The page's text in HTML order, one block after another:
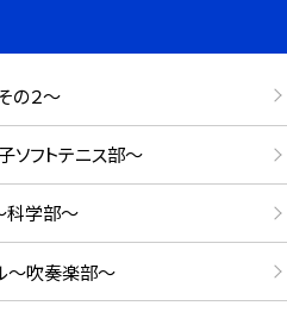
の２～
フトテニス部～
科学部～
～吹奏楽部～